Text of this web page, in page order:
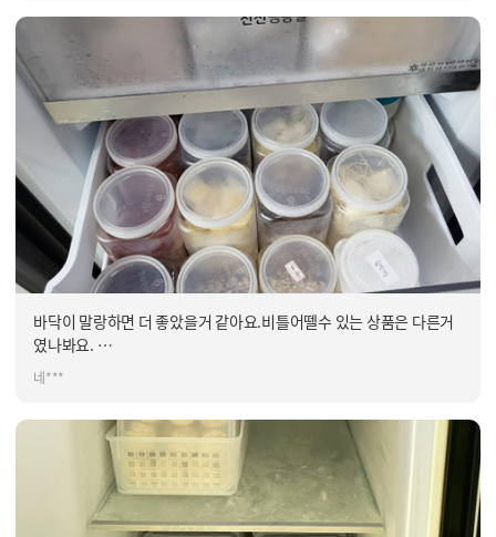
바닥이 말랑하면 더 좋았을거 같아요.비틀어뗄수 있는 상품은 다른거
였나봐요.
일관성 있게 배치하니 확실이 넓어보입니다.오브제 키친핏냉장고에
사이즈 잘 맞네요
네***